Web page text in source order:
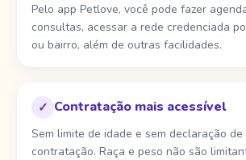
Pelo app Petlove, você pode fazer
consultas, acessar a rede credenciada
ou bairro, além de outras facilidades.
✓ Contratação mais acessível
Sem limite de idade e sem declaração
contratação. Raça e peso não são